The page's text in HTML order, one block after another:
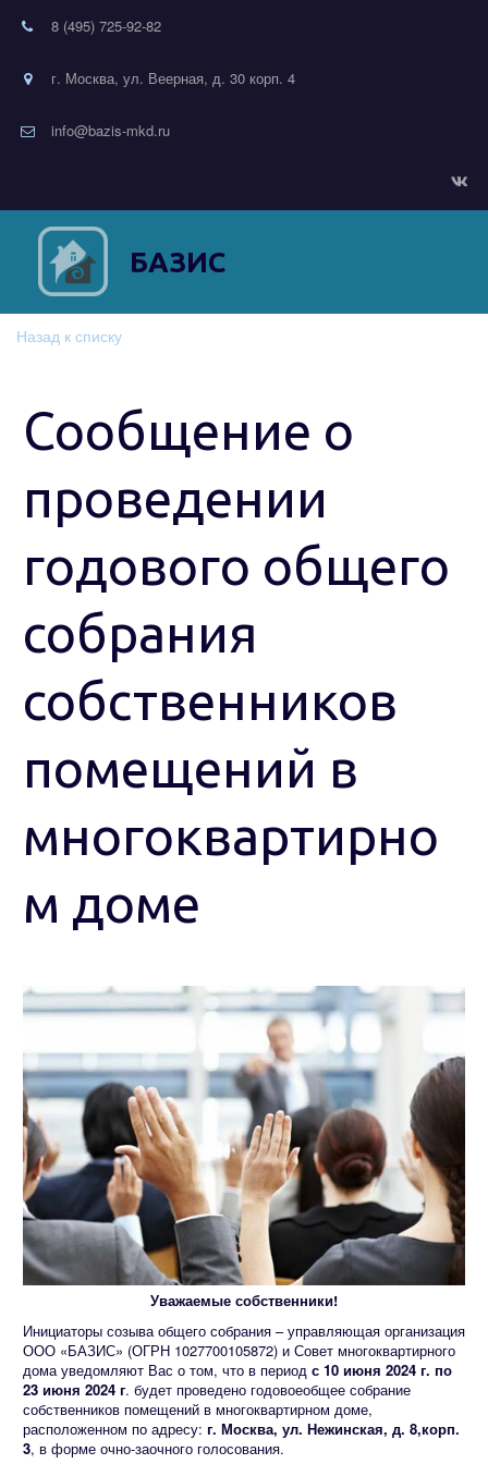
8 (495) 725-92-82
г. Москва, ул. Веерная, д. 30 корп. 4
info@bazis-mkd.ru
БАЗИС
Назад к списку
Сообщение о
проведении
годового общего
собрания
собственников
помещений в
многоквартирно
м доме
Уважаемые собственники!
Инициаторы созыва общего собрания – управляющая организация
ООО «БАЗИС» (ОГРН 1027700105872) и Совет многоквартирного
дома уведомляют Вас о том, что в период с 10 июня 2024 г. по
23 июня 2024 г. будет проведено годовоеобщее собрание
собственников помещений в многоквартирном доме,
расположенном по адресу: г. Москва, ул. Нежинская, д. 8,корп.
3, в форме очно-заочного голосования.